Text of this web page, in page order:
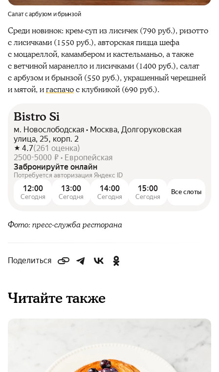
Салат с арбузом и брынзой
Среди новинок: крем-суп из лисичек (790 руб.), ризотто
с лисичками (1550 руб.), авторская пицца шефа
с моцареллой, камамбером и кастельманьо, а также
с ветчиной маранелло и лисичками (1400 руб.), салат
с арбузом и брынзой (550 руб.), украшенный черешней
и мятой, игаспачос клубникой (690 руб.).
Bistro Si
м. Новослободская • Москва, Долгоруковская
улица, 25, корп. 2
4.7(261 оценка)
2500-5000 ₽ • Европейская
Забронируйте онлайн
Потребуется авторизация Яндекс ID
12:00
Сегодня
13:00
Сегодня
14:00
Сегодня
15:00
Сегодня
Все слоты
Фото: пресс-служба ресторана
Поделиться
Читайте также